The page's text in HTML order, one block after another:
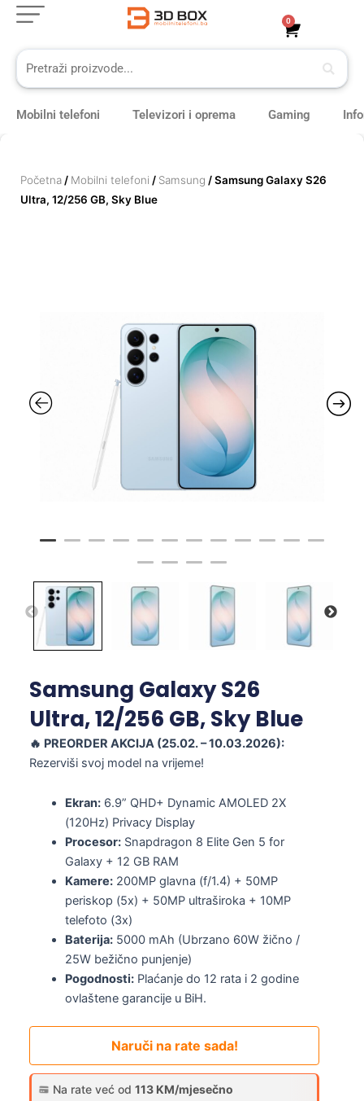
Skip
content
0
Cart
Mobilni telefoni Televizori i oprema Gaming
Početna / Mobilni telefoni / Samsung / Samsung Galaxy S26
Ultra, 12/256 GB, Sky Blue
Samsung Galaxy S26
Ultra, 12/256 GB, Sky Blue
🔥 PREORDER AKCIJA (25.02. – 10.03.2026):
Rezerviši svoj model na vrijeme!
Ekran:6.9” QHD+ Dynamic AMOLED 2X
(120Hz) Privacy Display
Procesor:Snapdragon 8 Elite Gen 5 for
Galaxy + 12 GB RAM
Kamere:200MP glavna (f/1.4) + 50MP
periskop (5x) + 50MP ultraširoka + 10MP
telefoto (3x)
Baterija:5000 mAh (Ubrzano 60W žično /
25W bežično punjenje)
Pogodnosti:Plaćanje do 12 rata i 2 godine
ovlaštene garancije u BiH.
Na rate već od 113 KM/mjesečno
Naruči na rate sada!